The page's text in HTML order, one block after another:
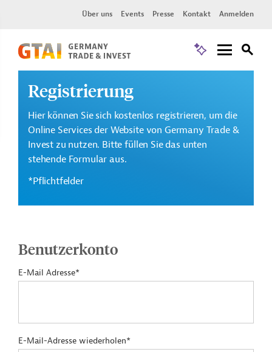
Über uns Events Presse Kontakt Anmelden
Registrierung
Hier können Sie sich kostenlos registrieren, um die
Online Services der Website von Germany Trade &
Invest zu nutzen. Bitte füllen Sie das unten
stehende Formular aus.
*Pflichtfelder
Benutzerkonto
E-Mail Adresse*
E-Mail-Adresse wiederholen*